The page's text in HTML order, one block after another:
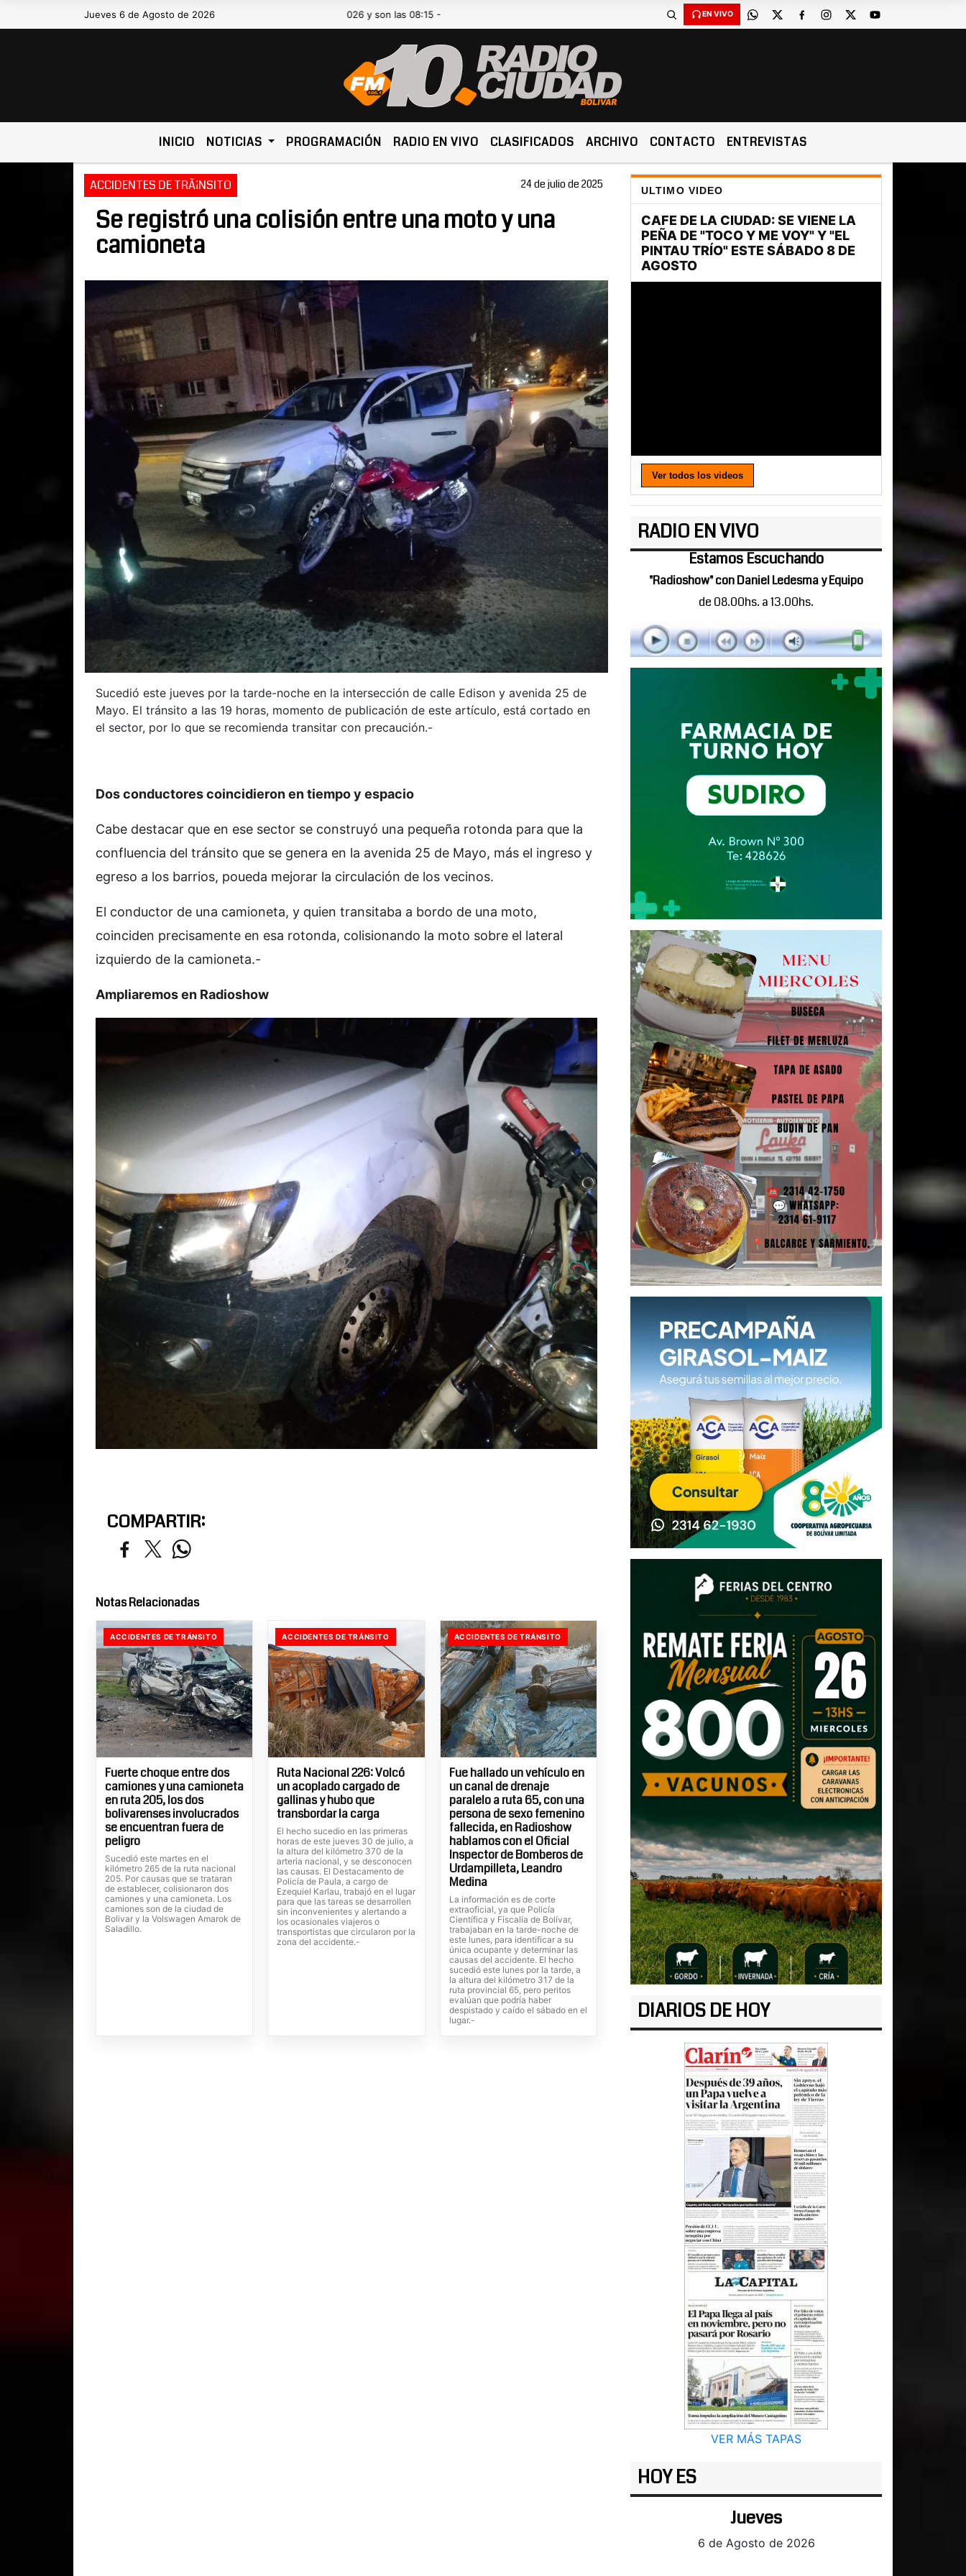
Jueves 6 de Agosto de 2026Hoy es Jueves 6 de Agosto de 2026 y son las 08:15 - EN VIVO
INICIO NOTICIAS PROGRAMACIÓN RADIO EN VIVO CLASIFICADOS ARCHIVO CONTACTO ENTREVISTAS
ACCIDENTES DE TRÃ¡NSITO 24 de julio de 2025
Se registró una colisión entre una moto y una
camioneta
Sucedió este jueves por la tarde-noche en la intersección de calle Edison y avenida 25 de
Mayo. El tránsito a las 19 horas, momento de publicación de este artículo, está cortado en
el sector, por lo que se recomienda transitar con precaución.-
Dos conductores coincidieron en tiempo y espacio
Cabe destacar que en ese sector se construyó una pequeña rotonda para que la
confluencia del tránsito que se genera en la avenida 25 de Mayo, más el ingreso y
egreso a los barrios, poueda mejorar la circulación de los vecinos.
El conductor de una camioneta, y quien transitaba a bordo de una moto,
coinciden precisamente en esa rotonda, colisionando la moto sobre el lateral
izquierdo de la camioneta.-
Ampliaremos en Radioshow
COMPARTIR:
Notas Relacionadas
ACCIDENTES DE TRÁNSITO
Fuerte choque entre dos
camiones y una camioneta
en ruta 205, los dos
bolivarenses involucrados
se encuentran fuera de
peligro
Sucedió este martes en el
kilómetro 265 de la ruta nacional
205. Por causas que se trataran
de establecer, colisionaron dos
camiones y una camioneta. Los
camiones son de la ciudad de
Bolivar y la Volswagen Amarok de
Saladillo.
ACCIDENTES DE TRÁNSITO
Ruta Nacional 226: Volcó
un acoplado cargado de
gallinas y hubo que
transbordar la carga
El hecho sucedio en las primeras
horas de este jueves 30 de julio, a
la altura del kilómetro 370 de la
arteria nacional, y se desconocen
las causas. El Destacamento de
Policía de Paula, a cargo de
Ezequiel Karlau, trabajó en el lugar
para que las tareas se desarrollen
sin inconvenientes y alertando a
los ocasionales viajeros o
transportistas que circularon por la
zona del accidente.-
ACCIDENTES DE TRÁNSITO
Fue hallado un vehículo en
un canal de drenaje
paralelo a ruta 65, con una
persona de sexo femenino
fallecida, en Radioshow
hablamos con el Oficial
Inspector de Bomberos de
Urdampilleta, Leandro
Medina
La información es de corte
extraoficial, ya que Policía
Científica y Fiscalía de Bolívar,
trabajaban en la tarde-noche de
este lunes, para identificar a su
única ocupante y determinar las
causas del accidente. El hecho
sucedió este lunes por la tarde, a
la altura del kilómetro 317 de la
ruta provincial 65, pero peritos
evalúan que podría haber
despistado y caído el sábado en el
lugar.-
ULTIMO VIDEO
Ver todos los videos
RADIO EN VIVO
Estamos Escuchando
"Radioshow" con Daniel Ledesma y Equipo
de 08.00hs. a 13.00hs.
DIARIOS DE HOY
VER MÁS TAPAS
HOY ES
Jueves
6 de Agosto de 2026